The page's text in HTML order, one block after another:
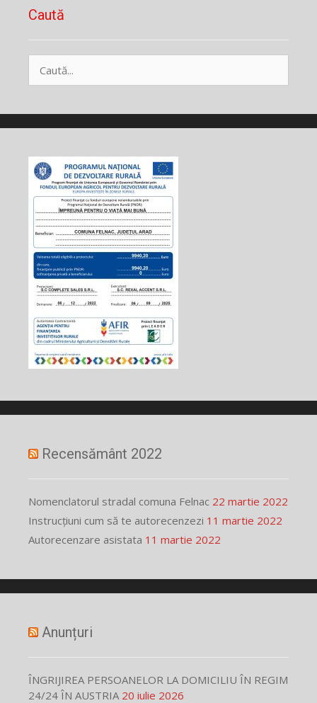
Caută
după:
Recensământ 2022
Nomenclatorul stradal comuna Felnac 22 martie 2022
Instrucțiuni cum să te autorecenzezi 11 martie 2022
Autorecenzare asistata 11 martie 2022
Anunțuri
ÎNGRIJIREA PERSOANELOR LA DOMICILIU ÎN REGIM
24/24 ÎN AUSTRIA 20 iulie 2026